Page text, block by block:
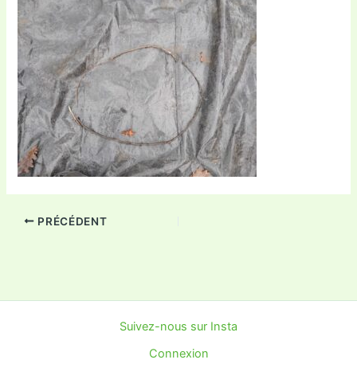
PRÉCÉDENT
Suivez-nous sur Insta
Connexion